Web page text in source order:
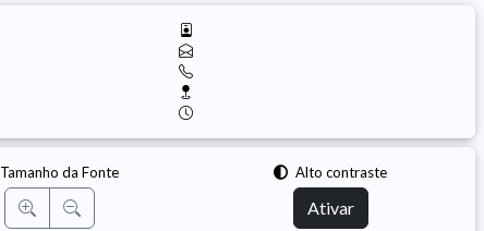
Tamanho da Fonte Alto contraste
Ativar